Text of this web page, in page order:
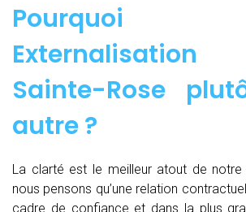
Pourquoi
Sainte-Rose
autre ?
La clarté est le meilleur atout de notre
nous pensons qu’une relation
cadre de confiance et dans la plus